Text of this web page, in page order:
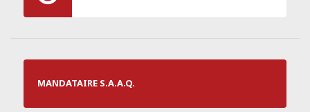
MANDATAIRE S.A.A.Q.